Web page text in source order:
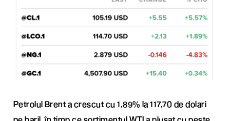
Petrolul Brent a crescut cu 1,89% la 117,70 de dolari